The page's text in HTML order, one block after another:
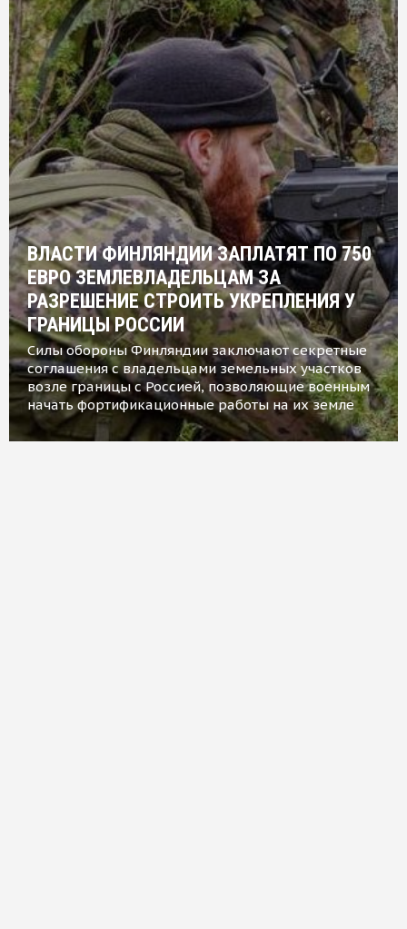
ВЛАСТИ ФИНЛЯНДИИ ЗАПЛАТЯТ ПО 750
ЕВРО ЗЕМЛЕВЛАДЕЛЬЦАМ ЗА
РАЗРЕШЕНИЕ СТРОИТЬ УКРЕПЛЕНИЯ У
ГРАНИЦЫ РОССИИ
Силы обороны Финляндии заключают секретные
соглашения с владельцами земельных участков
возле границы с Россией, позволяющие военным
начать фортификационные работы на их земле